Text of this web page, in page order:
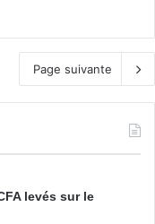
Page suivante
levés sur le